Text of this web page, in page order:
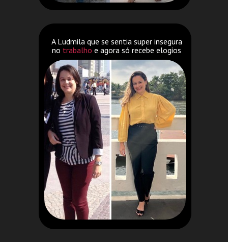
A Ludmila que se sentia super insegura
no trabalho e agora só recebe elogios